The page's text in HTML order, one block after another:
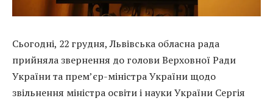
Сьогодні, 22 грудня, Львівська обласна рада
прийняла звернення до голови Верховної Ради
України та прем’єр-міністра України щодо
звільнення міністра освіти і науки України Сергія